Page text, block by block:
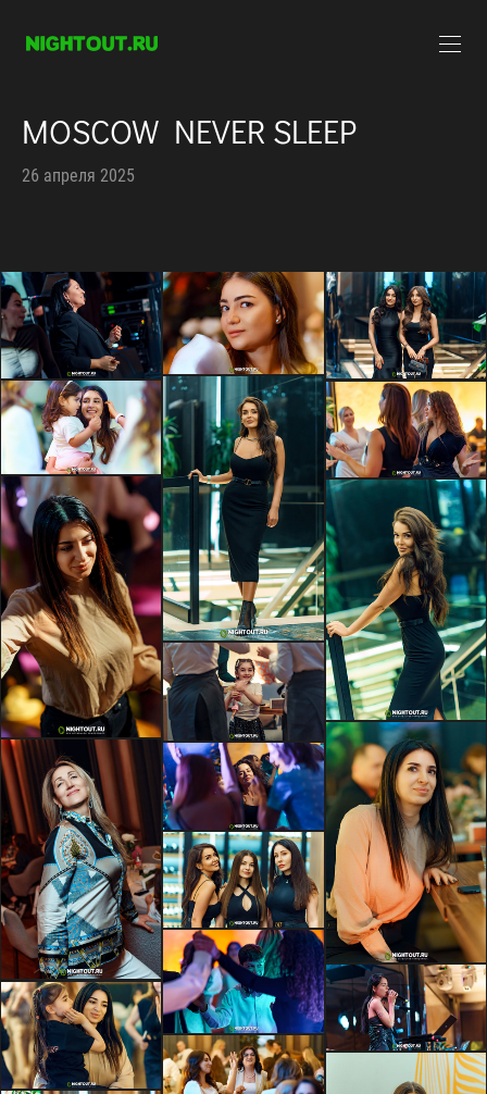
MOSCOW NEVER SLEEP
26 апреля 2025